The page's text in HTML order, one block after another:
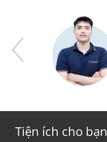
Tiện ích cho bạn